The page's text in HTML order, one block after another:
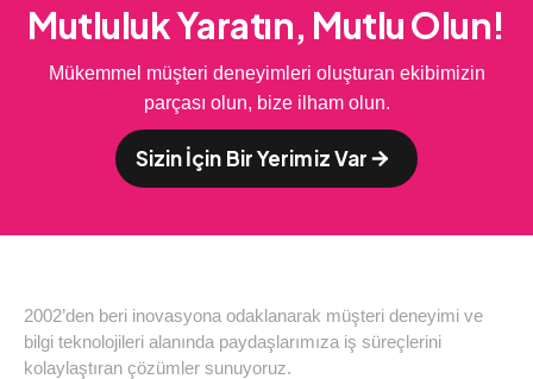
Mutluluk Yaratın, Mutlu Olun!
Mükemmel müşteri deneyimleri oluşturan ekibimizin
parçası olun, bize ilham olun.
Sizin İçin Bir Yerimiz Var
2002’den beri inovasyona odaklanarak müşteri deneyimi ve
bilgi teknolojileri alanında paydaşlarımıza iş süreçlerini
kolaylaştıran çözümler sunuyoruz.